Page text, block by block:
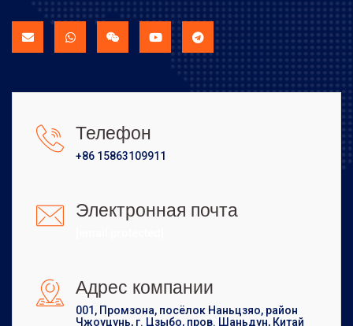
Телефон
+86 15863109911
Электронная почта
Адрес компании
001, Промзона, посёлок Наньцзяо, район
Чжоуцунь, г. Цзыбо, пров. Шаньдун, Китай